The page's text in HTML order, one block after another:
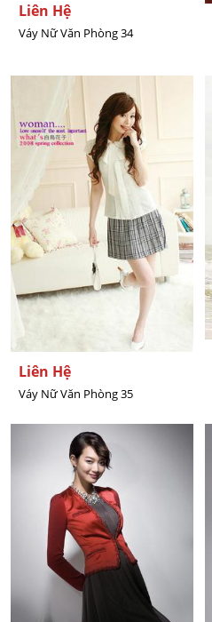
Liên Hệ
Váy Nữ Văn Phòng 34
Liên Hệ
Váy Nữ Văn Phòng 35